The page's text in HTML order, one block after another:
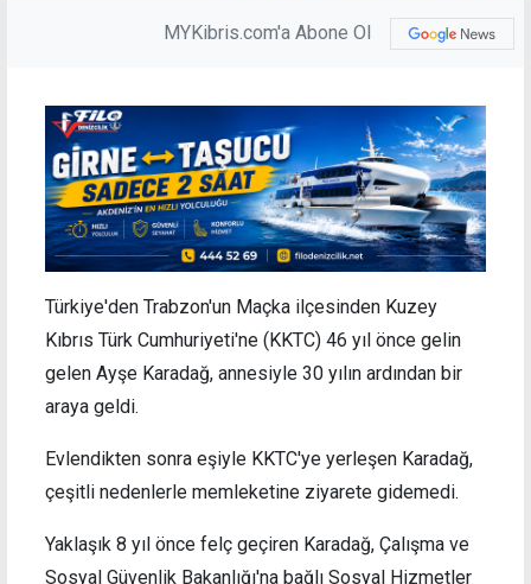
MYKibris.com'a Abone Ol
Türkiye'den Trabzon'un Maçka ilçesinden Kuzey
Kıbrıs Türk Cumhuriyeti'ne (KKTC) 46 yıl önce gelin
gelen Ayşe Karadağ, annesiyle 30 yılın ardından bir
araya geldi.
Evlendikten sonra eşiyle KKTC'ye yerleşen Karadağ,
çeşitli nedenlerle memleketine ziyarete gidemedi.
Yaklaşık 8 yıl önce felç geçiren Karadağ, Çalışma ve
Sosyal Güvenlik Bakanlığı'na bağlı Sosyal Hizmetler